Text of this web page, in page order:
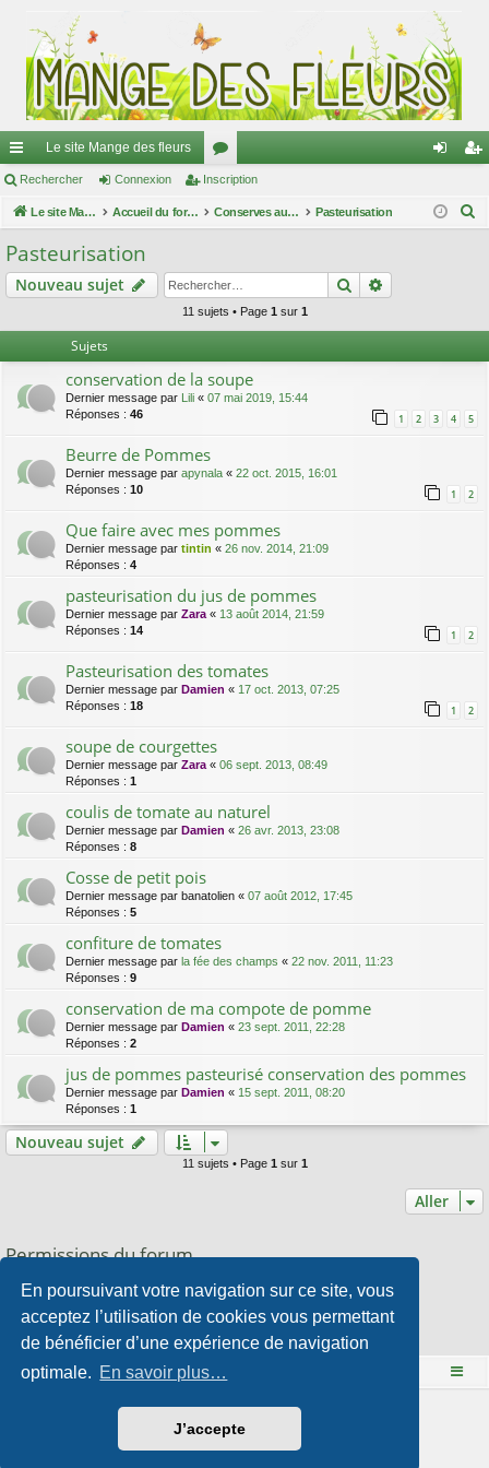
En poursuivant votre navigation sur ce site, vous
acceptez l’utilisation de cookies vous permettant
de bénéficier d’une expérience de navigation
optimale. En savoir plus…
J’accepte
ac
co
ur
ci
Le site Mange des fleurs
or
u
s
ne cri
Rechercher Connexion Inscription
Le site Mange des fleurs Accueil du forum Conserves au naturel Pasteurisation
r
Pasteurisation
Nouveau sujet Rechercher
11 sujets • Page 1 sur 1
Sujets
conservation de la soupe
Dernier message par Lili « 07 mai 2019, 15:44
Réponses : 46 1 2 3 4 5
Beurre de Pommes
Dernier message par apynala « 22 oct. 2015, 16:01
Réponses : 10 1 2
Que faire avec mes pommes
Dernier message par tintin « 26 nov. 2014, 21:09
Réponses : 4
pasteurisation du jus de pommes
Dernier message par Zara « 13 août 2014, 21:59
Réponses : 14 1 2
Pasteurisation des tomates
Dernier message par Damien « 17 oct. 2013, 07:25
Réponses : 18 1 2
soupe de courgettes
Dernier message par Zara « 06 sept. 2013, 08:49
Réponses : 1
coulis de tomate au naturel
Dernier message par Damien « 26 avr. 2013, 23:08
Réponses : 8
Cosse de petit pois
Dernier message par banatolien « 07 août 2012, 17:45
Réponses : 5
confiture de tomates
Dernier message par la fée des champs « 22 nov. 2011, 11:23
Réponses : 9
conservation de ma compote de pomme
Dernier message par Damien « 23 sept. 2011, 22:28
Réponses : 2
jus de pommes pasteurisé conservation des pommes
Dernier message par Damien « 15 sept. 2011, 08:20
Réponses : 1
Nouveau sujet
11 sujets • Page 1 sur 1
Aller
Permissions du forum
Vousne pouvez pasrépondre aux sujets dans ce forum
Vousne pouvez pasmodifier vos messages dans ce forum
Vousne pouvez passupprimer vos messages dans ce forum
Vousne pouvez pastransférer de pièces jointes dans ce forum
Le site Mange des fleurs Accueil du forum
Développé parphpBB® Forum Software © phpBB Limited
Style parArty- phpBB 3.3 par MrGaby
©